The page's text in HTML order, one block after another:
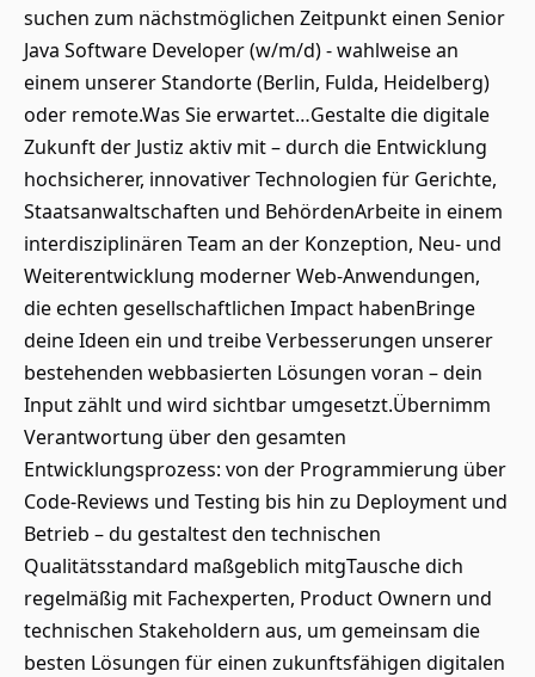
suchen zum nächstmöglichen Zeitpunkt einen Senior
Java Software Developer (w/m/d) - wahlweise an
einem unserer Standorte (Berlin, Fulda, Heidelberg)
oder remote.Was Sie erwartet…Gestalte die digitale
Zukunft der Justiz aktiv mit – durch die Entwicklung
hochsicherer, innovativer Technologien für Gerichte,
Staatsanwaltschaften und BehördenArbeite in einem
interdisziplinären Team an der Konzeption, Neu- und
Weiterentwicklung moderner Web‑Anwendungen,
die echten gesellschaftlichen Impact habenBringe
deine Ideen ein und treibe Verbesserungen unserer
bestehenden webbasierten Lösungen voran – dein
Input zählt und wird sichtbar umgesetzt.Übernimm
Verantwortung über den gesamten
Entwicklungsprozess: von der Programmierung über
Code‑Reviews und Testing bis hin zu Deployment und
Betrieb – du gestaltest den technischen
Qualitätsstandard maßgeblich mitgTausche dich
regelmäßig mit Fachexperten, Product Ownern und
technischen Stakeholdern aus, um gemeinsam die
besten Lösungen für einen zukunftsfähigen digitalen